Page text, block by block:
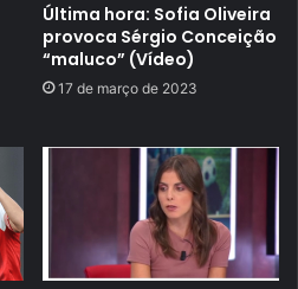
Última hora: Sofia Oliveira
provoca Sérgio Conceição
“maluco” (Vídeo)
17 de março de 2023